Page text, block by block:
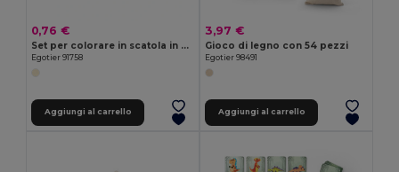
0,76 €
Set per colorare in scatola in cartone
Egotier 91758
Aggiungi al carrello
3,97 €
Gioco di legno con 54 pezzi
Egotier 98491
Aggiungi al carrello